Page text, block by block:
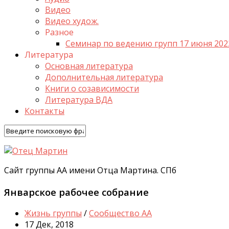
Видео
Видео худож.
Разное
Семинар по ведению групп 17 июня
Литература
Основная литература
Дополнительная литература
Книги о созависимости
Литература ВДА
Контакты
Сайт группы АА имени Отца Мартина. СПб
Январское рабочее собрание
Жизнь группы /Сообщество АА
17 Дек, 2018